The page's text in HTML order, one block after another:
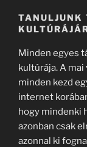
TANULJUNK
Minden egyes
kultúrája. A
minden kezd
internet
hogy mindenki
azonban csak
azonnal ki